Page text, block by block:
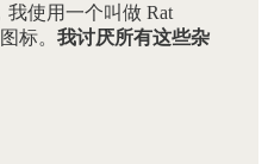
我使用一个叫做 Rat
标。 我讨厌所有这些杂